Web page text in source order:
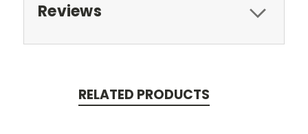
Reviews
RELATED PRODUCTS